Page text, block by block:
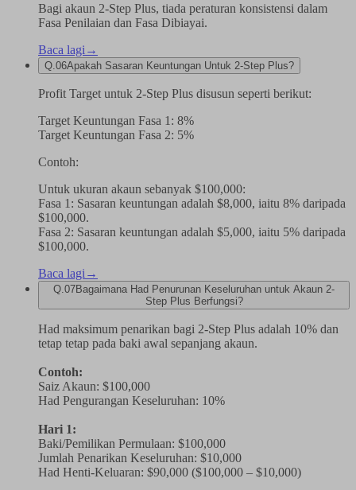
Bagi akaun 2-Step Plus, tiada peraturan konsistensi dalam
Fasa Penilaian dan Fasa Dibiayai.
Baca lagi →
Q. 06Apakah Sasaran Keuntungan Untuk 2-Step Plus?
Profit Target untuk 2-Step Plus disusun seperti berikut:
Target Keuntungan Fasa 1: 8%
Target Keuntungan Fasa 2: 5%
Contoh:
Untuk ukuran akaun sebanyak $100,000:
Fasa 1: Sasaran keuntungan adalah $8,000, iaitu 8% daripada
$100,000.
Fasa 2: Sasaran keuntungan adalah $5,000, iaitu 5% daripada
$100,000.
Baca lagi →
Q. 07Bagaimana Had Penurunan Keseluruhan untuk Akaun 2-
Step Plus Berfungsi?
Had maksimum penarikan bagi 2-Step Plus adalah 10% dan
tetap tetap pada baki awal sepanjang akaun.
Contoh:
Saiz Akaun: $100,000
Had Pengurangan Keseluruhan: 10%
Hari 1:
Baki/Pemilikan Permulaan: $100,000
Jumlah Penarikan Keseluruhan: $10,000
Had Henti-Keluaran: $90,000 ($100,000 – $10,000)